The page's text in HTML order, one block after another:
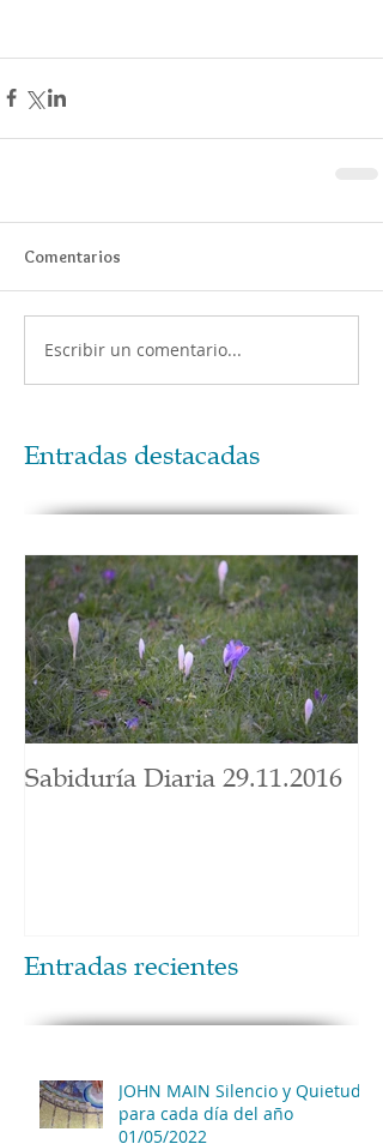
Comentarios
Escribir un comentario...
Entradas destacadas
Sabiduría Diaria 29.11.2016
Entradas recientes
JOHN MAIN Silencio y Quietud
para cada día del año
01/05/2022